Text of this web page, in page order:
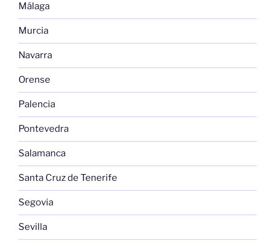
Málaga
Murcia
Navarra
Orense
Palencia
Pontevedra
Salamanca
Santa Cruz de Tenerife
Segovia
Sevilla